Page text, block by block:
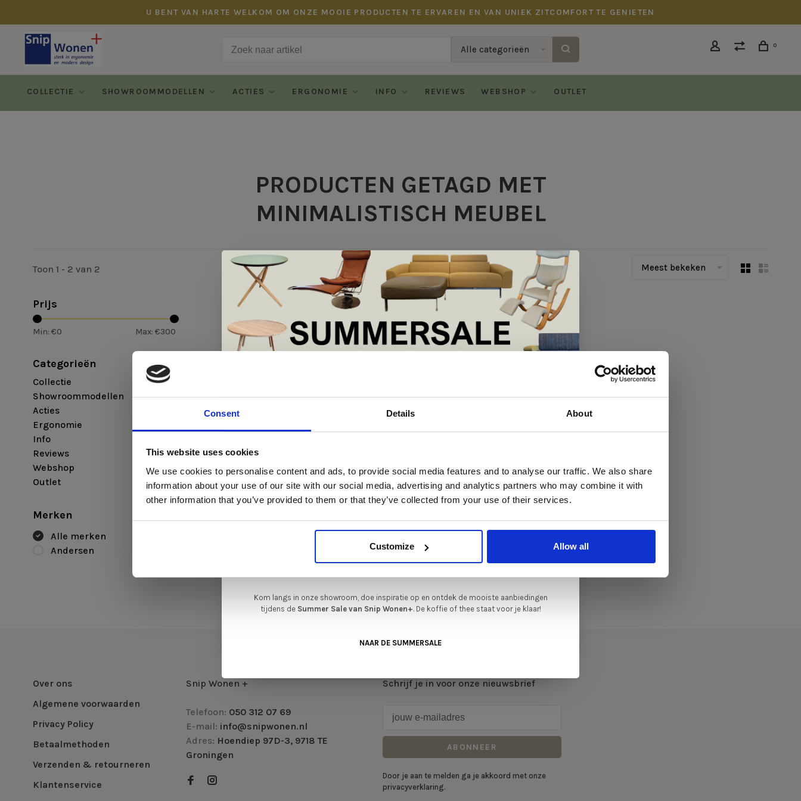
Consent Details About
This website uses cookies
We use cookies to personalise content and ads, to provide social media features and to analyse our traffic. We also share
information about your use of our site with our social media, advertising and analytics partners who may combine it with
other information that you’ve provided to them or that they’ve collected from your use of their services.
Customize Allow all
U BENT VAN HARTE WELKOM OM ONZE MOOIE PRODUCTEN TE ERVAREN EN VAN UNIEK ZITCOMFORT TE GENIETEN
Alle categorieën 0
COLLECTIE SHOWROOMMODELLEN ACTIES ERGONOMIE INFO REVIEWS WEBSHOP OUTLET
PRODUCTEN GETAGD MET
MINIMALISTISCH MEUBEL
Toon 1 - 2 van 2 Meest bekeken
Prijs
Min: €0 Max: €300
Categorieën
Collectie
Showroommodellen
Acties
Ergonomie
Info
Reviews
Webshop
Outlet
Merken
Alle merken
Andersen
Stool U1 - Showroommodel
€261,00 €205,00 €261,00
Over ons
Algemene voorwaarden
Privacy Policy
Betaalmethoden
Verzenden & retourneren
Klantenservice
Snip Wonen +
Telefoon: 050 312 07 69
E-mail: info@snipwonen.nl
Adres: Hoendiep 97D-3, 9718 TE
Groningen
Schrijf je in voor onze nieuwsbrief
ABONNEER
Door je aan te melden ga je akkoord met onze
privacyverklaring.
De Summer Sale bij Snip Wonen+ is gestart!
In onze showroom vind je een uitgebreide selectie designmeubelen van
gerenommeerde Nederlandse en Europese merken. Onder andere showroommodellen
van
Sculptures Jeux Artisanzijn nu extra voordelig
gelegenheid om jouw favoriete designmeubel geheel naar wens samen te stellen,
met de kwaliteit, het comfort en de uitstraling die je van Snip Wonen+ mag
Kom langs in onze showroom, doe inspiratie op en ontdek de mooiste aanbiedingen
tijdens de Summer Sale van Snip Wonen+. De koffie of thee staat voor je klaar!
NAAR DE SUMMERSALE